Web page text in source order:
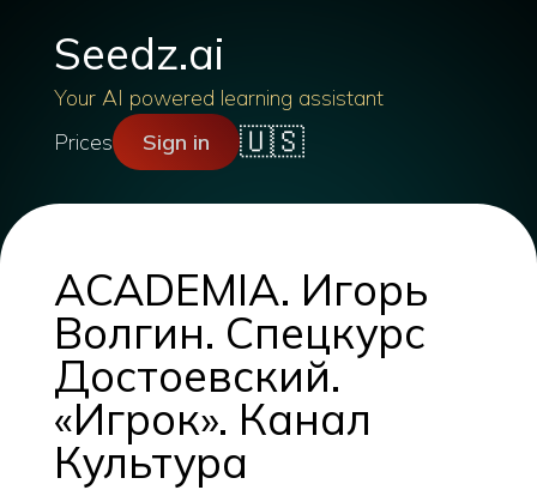
Seedz.ai
Your AI powered learning assistant
Prices
Sign in 🇺🇸
ACADEMIA. Игорь
Волгин. Спецкурс
Достоевский.
«Игрок». Канал
Культура